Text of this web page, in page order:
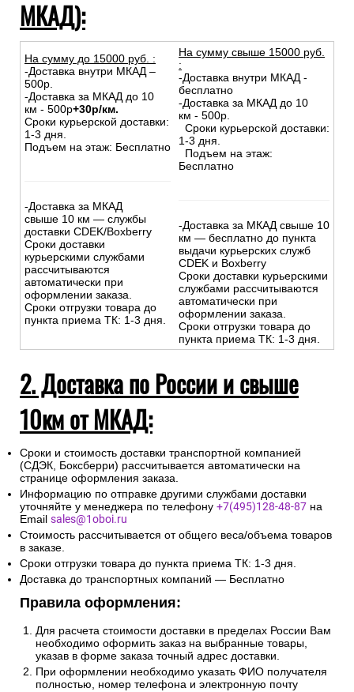
МКАД):
На сумму до 15000 руб. :
-Доставка внутри МКАД –
500р.
-Доставка за МКАД до 10
км - 500р+30р/км.
Сроки курьерской доставки:
1-3 дня.
Подъем на этаж: Бесплатно
-Доставка за МКАД
свыше 10 км — службы
доставки CDEK/Boxberry
Сроки доставки
курьерскими службами
рассчитываются
автоматически при
оформлении заказа.
Сроки отгрузки товара до
пункта приема ТК: 1-3 дня.
На сумму свыше 15000 руб.
:
-Доставка внутри МКАД -
бесплатно
-Доставка за МКАД до 10
км - 500р.
Сроки курьерской доставки:
1-3 дня.
Подъем на этаж:
Бесплатно
-Доставка за МКАД свыше 10
км — бесплатно до пункта
выдачи курьерских служб
CDEK и Boxberry
Сроки доставки курьерскими
службами рассчитываются
автоматически при
оформлении заказа.
Сроки отгрузки товара до
пункта приема ТК: 1-3 дня.
2. Доставка по России и свыше
10км от МКАД:
Сроки и стоимость доставки транспортной компанией
(СДЭК, Боксберри) рассчитывается автоматически на
странице оформления заказа.
Информацию по отправке другими службами доставки
уточняйте у менеджера по телефону +7(495)128-48-87 на
Email sales@1oboi.ru
Стоимость рассчитывается от общего веса/объема товаров
в заказе.
Сроки отгрузки товара до пункта приема ТК: 1-3 дня.
Доставка до транспортных компаний — Бесплатно
Правила оформления:
Для расчета стоимости доставки в пределах России Вам
необходимо оформить заказ на выбранные товары,
указав в форме заказа точный адрес доставки.
При оформлении необходимо указать ФИО получателя
полностью, номер телефона и электронную почту